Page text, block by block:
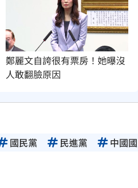
鄭麗文自誇很有票房！她曝沒
人敢翻臉原因
國民黨 民進黨 中國